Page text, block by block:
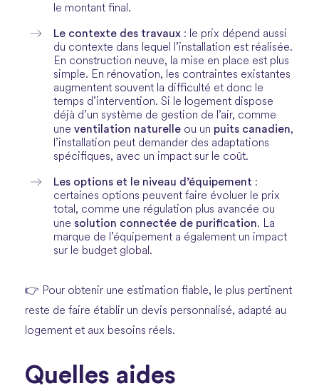
le montant final.
Le contexte des travaux : le prix dépend aussi
du contexte dans lequel l’installation est réalisée.
En construction neuve, la mise en place est plus
simple. En rénovation, les contraintes existantes
augmentent souvent la difficulté et donc le
temps d’intervention. Si le logement dispose
déjà d’un système de gestion de l’air, comme
une ventilation naturelle ou un puits canadien,
l’installation peut demander des adaptations
spécifiques, avec un impact sur le coût.
Les options et le niveau d’équipement :
certaines options peuvent faire évoluer le prix
total, comme une régulation plus avancée ou
une solution connectée de purification. La
marque de l’équipement a également un impact
sur le budget global.
👉 Pour obtenir une estimation fiable, le plus pertinent
reste de faire établir un devis personnalisé, adapté au
logement et aux besoins réels.
Quelles aides